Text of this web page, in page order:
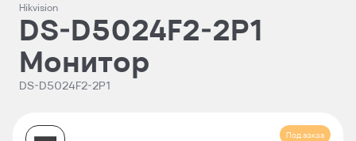
Hikvision
DS-D5024F2-2P1
Монитор
DS-D5024F2-2P1
Под заказ